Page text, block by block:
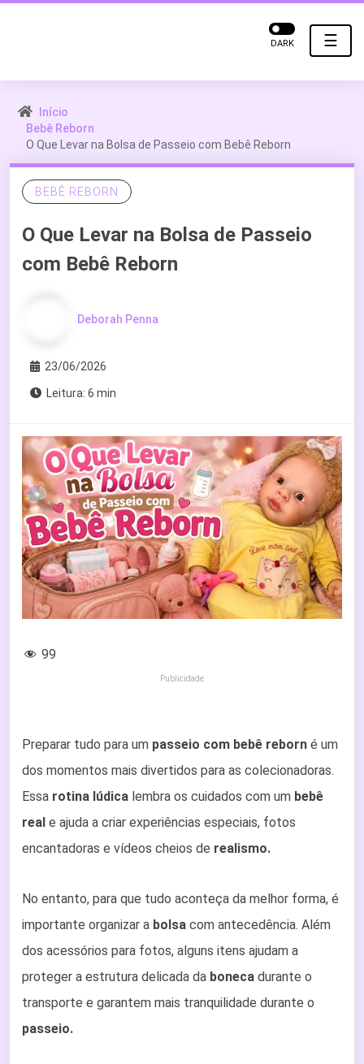
☰
DARK
Início
Bebê Reborn
O Que Levar na Bolsa de Passeio com Bebê Reborn
BEBÊ REBORN
O Que Levar na Bolsa de Passeio
com Bebê Reborn
Deborah Penna
23/06/2026
Leitura: 6 min
99
Publicidade
Preparar tudo para um passeio com bebê reborn é um
dos momentos mais divertidos para as colecionadoras.
Essa rotina lúdica lembra os cuidados com um bebê
real e ajuda a criar experiências especiais, fotos
encantadoras e vídeos cheios de realismo.
No entanto, para que tudo aconteça da melhor forma, é
importante organizar a bolsa com antecedência. Além
dos acessórios para fotos, alguns itens ajudam a
proteger a estrutura delicada da boneca durante o
transporte e garantem mais tranquilidade durante o
passeio.